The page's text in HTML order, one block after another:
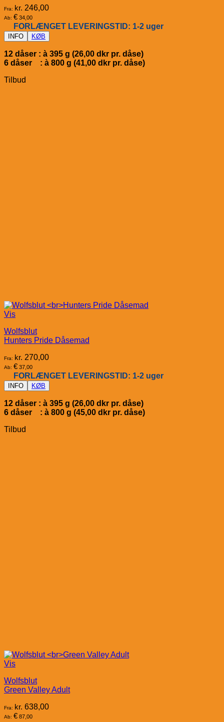
Fra: kr. 246,00
Ab: € 34,00
FORLÆNGET LEVERINGSTID: 1-2 uger
INFO KØB
12 dåser : à 395 g (26,00 dkr pr. dåse)
6 dåser : à 800 g (41,00 dkr pr. dåse)
Tilbud
Vis
Wolfsblut
Hunters Pride Dåsemad
Fra: kr. 270,00
Ab: € 37,00
FORLÆNGET LEVERINGSTID: 1-2 uger
INFO KØB
12 dåser : à 395 g (26,00 dkr pr. dåse)
6 dåser : à 800 g (45,00 dkr pr. dåse)
Tilbud
Vis
Wolfsblut
Green Valley Adult
Fra: kr. 638,00
Ab: € 87,00